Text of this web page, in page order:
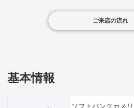
ご来店の流れ
基本情報
ソフトバンクカメ